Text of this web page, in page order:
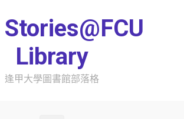
Library
逢甲大學圖書館部落格